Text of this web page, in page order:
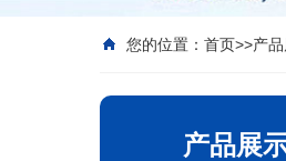
您的位置： 首页>>产
产品展